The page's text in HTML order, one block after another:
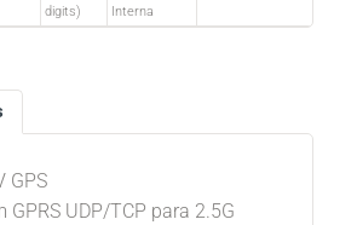
digits)
Interna
GPS
UDP/TCP para 2.5G